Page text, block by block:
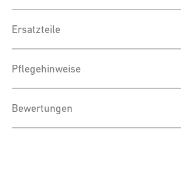
Ersatzteile
Pflegehinweise
Bewertungen